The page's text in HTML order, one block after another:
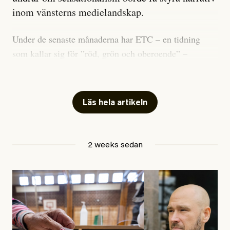
inom vänsterns medielandskap.
Under de senaste månaderna har ETC – en tidning
som kallar sig för ”röd, grön och oberoende” –
skriver för? Vad betyder det att vara en ”röd, grön och
oberoende” tidning? Och vad är egentligen bra
utpekas som israelisk infiltratör”. Enligt ingressen
handlar artikeln om en person vars ”bakgrund skapar
splittring och oro i rörelsen”. Problemet är att artikeln
skapar betydligt mer oro i palestinarörelsen – och den
Läs hela artikeln
2 weeks sedan